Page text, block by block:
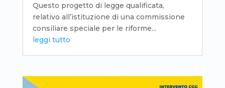
Questo progetto di legge qualificata,
relativo all’istituzione di una commissione
consiliare speciale per le riforme...
leggi tutto